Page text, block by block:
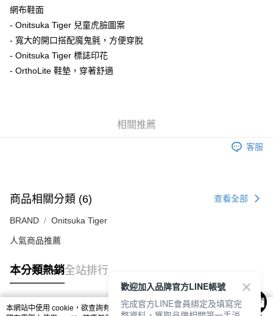
萊爾富取貨付款
每筆NT$80，滿NT$6,000(含以上)免運費
付款後萊爾富取貨
每筆NT$80，滿NT$6,000(含以上)免運費
網布鞋面
- Onitsuka Tiger 兒童虎臉圖案
- 寬大的開口搭配魔鬼氈，方便穿脫
- Onitsuka Tiger 標誌印花
- OrthoLite 鞋墊，穿著舒適
相關推薦
客服
商品相關分類 (6) 查看全部
BRAND Onitsuka Tiger
人氣商品推薦
本分類熱銷全站排行
本網站中使用 cookie，欲查詢有關本網站使用 cookie 方式之詳情，及若您不希
歡迎加入品牌官方LINE帳號
完成官方LINE會員綁定及填寫完